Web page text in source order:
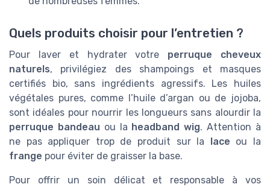
Quels produits choisir pour l’entretien ?
Pour laver et hydrater votre perruque cheveux
naturels, privilégiez des shampoings et masques
certifiés bio, sans ingrédients agressifs. Les huiles
végétales pures, comme l’huile d’argan ou de jojoba,
sont idéales pour nourrir les longueurs sans alourdir la
perruque bandeau ou la headband wig. Attention à
ne pas appliquer trop de produit sur la
lace ou la
frange pour éviter de graisser la base.
Pour offrir un soin délicat et responsable à vos